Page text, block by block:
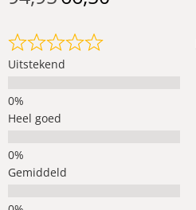
Uitstekend
Heel goed
Gemiddeld